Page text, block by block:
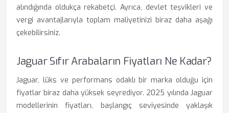
alındığında oldukça rekabetçi. Ayrıca, devlet teşvikleri ve
vergi avantajlarıyla toplam maliyetinizi biraz daha aşağı
çekebilirsiniz.
Jaguar Sıfır Arabaların Fiyatları Ne Kadar?
Jaguar, lüks ve performans odaklı bir marka olduğu için
fiyatlar biraz daha yüksek seyrediyor. 2025 yılında Jaguar
modellerinin fiyatları, başlangıç seviyesinde yaklaşık